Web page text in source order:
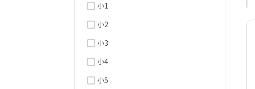
小1
小2
小3
小4
小5